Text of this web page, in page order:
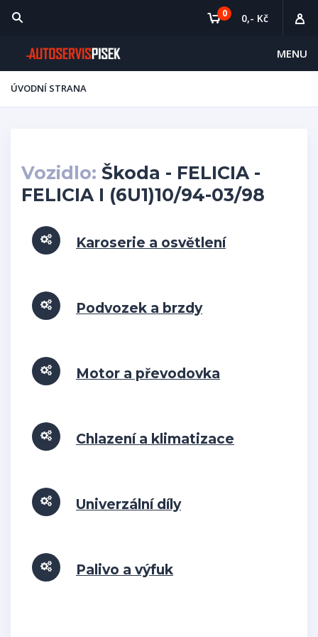
MENU
0 0,- Kč
ÚVODNÍ STRANA
Vozidlo: Škoda - FELICIA -
FELICIA I (6U1)10/94-03/98
Karoserie a osvětlení
Podvozek a brzdy
Motor a převodovka
Chlazení a klimatizace
Univerzální díly
Palivo a výfuk